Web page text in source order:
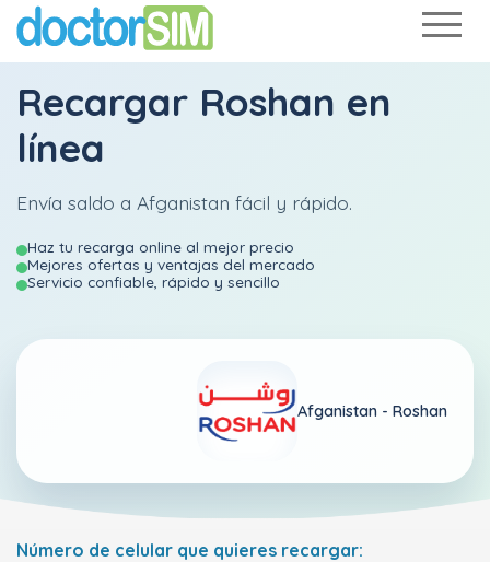
Recargar Roshan en
línea
Envía saldo a Afganistan fácil y rápido.
Haz tu recarga online al mejor precio
Mejores ofertas y ventajas del mercado
Servicio confiable, rápido y sencillo
Afganistan - Roshan
Número de celular que quieres recargar: